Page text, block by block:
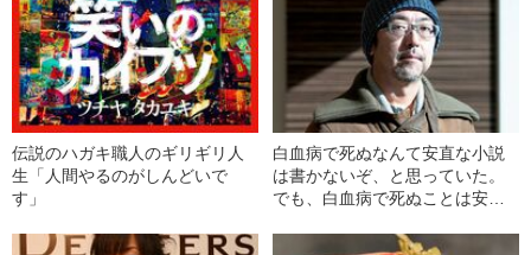
伝説のハガキ職人のギリギリ人
生「人間やるのがしんどいで
す」
白血病で死ぬなんて安直な小説
は書かないぞ、と思っていた。
でも、白血病で死ぬことは安直
普遍的なこと。──長嶋有（後